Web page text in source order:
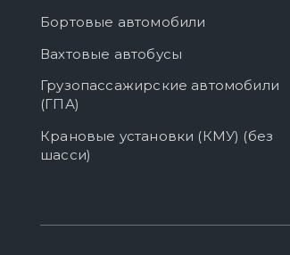
Бортовые автомобили
Вахтовые автобусы
Грузопассажирские автомобили
(ГПА)
Крановые установки (КМУ) (без
шасси)